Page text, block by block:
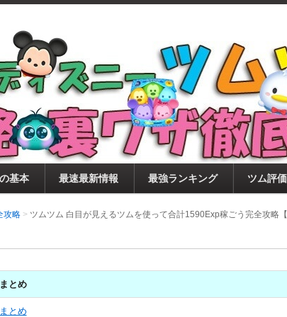
ズニー ツムツム攻略・裏ワザ
いところに手が届くツムツム攻略サイト！新ツム・イベン
いち早く提供するとともに、ビンゴ・キャラ評価も丁寧に
トを目指しています。
基本 最速最新情報 最強ランキング ツム評
攻略 ツムツム 白目が見えるツムを使って合計1590Exp稼ごう完全攻略
とめ
とめ